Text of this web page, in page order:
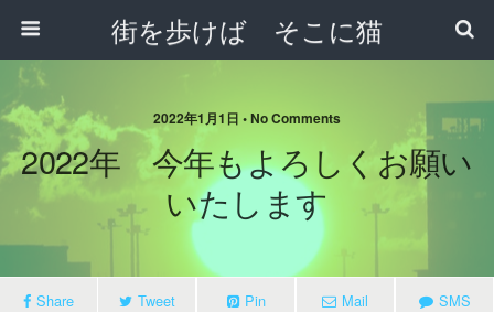
街を歩けば そこに猫
2022年1月1日 • No Comments
2022年 今年もよろしくお願い
いたします
Share Tweet Pin Mail SMS